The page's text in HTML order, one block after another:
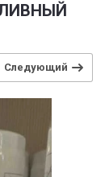
Следующий